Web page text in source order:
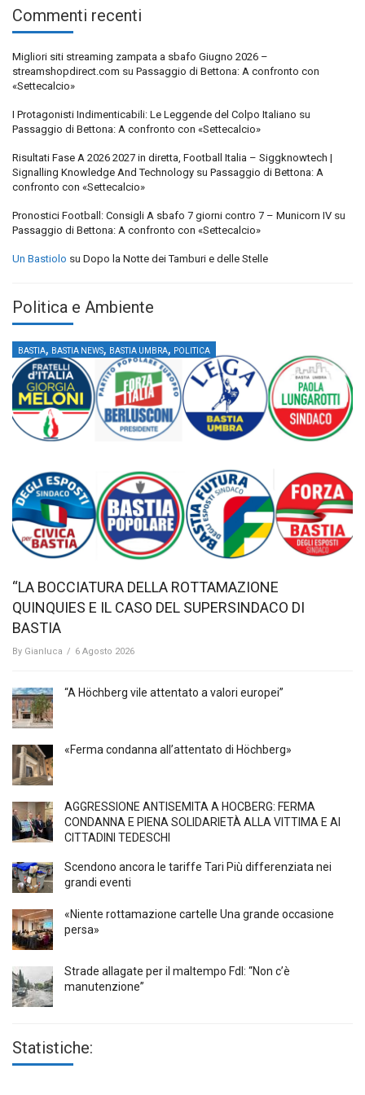
Commenti recenti
Migliori siti streaming zampata a sbafo Giugno 2026 –
streamshopdirect.com su Passaggio di Bettona: A confronto con
«Settecalcio»
I Protagonisti Indimenticabili: Le Leggende del Colpo Italiano su
Passaggio di Bettona: A confronto con «Settecalcio»
Risultati Fase A 2026 2027 in diretta, Football Italia – Siggknowtech |
Signalling Knowledge And Technology su Passaggio di Bettona: A
confronto con «Settecalcio»
Pronostici Football: Consigli A sbafo 7 giorni contro 7 – Municorn IV su
Passaggio di Bettona: A confronto con «Settecalcio»
Un Bastiolo su Dopo la Notte dei Tamburi e delle Stelle
Politica e Ambiente
BASTIA, BASTIA NEWS, BASTIA UMBRA, POLITICA
“LA BOCCIATURA DELLA ROTTAMAZIONE
QUINQUIES E IL CASO DEL SUPERSINDACO DI
BASTIA
By Gianluca / 6 Agosto 2026
“A Höchberg vile attentato a valori europei”
«Ferma condanna all’attentato di Höchberg»
AGGRESSIONE ANTISEMITA A HÖCBERG: FERMA
CONDANNA E PIENA SOLIDARIETÀ ALLA VITTIMA E AI
CITTADINI TEDESCHI
Scendono ancora le tariffe Tari Più differenziata nei
grandi eventi
«Niente rottamazione cartelle Una grande occasione
persa»
Strade allagate per il maltempo FdI: “Non c’è
manutenzione”
Statistiche: